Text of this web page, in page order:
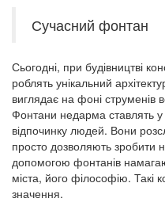
Сучасний фонтан
Сьогодні, при будівництві
роблять унікальний
виглядає на фоні
Фонтани недарма ставлять у
відпочинку людей. Вони
просто дозволяють зробити
допомогою фонтанів
міста, його філософію. Такі
значення.